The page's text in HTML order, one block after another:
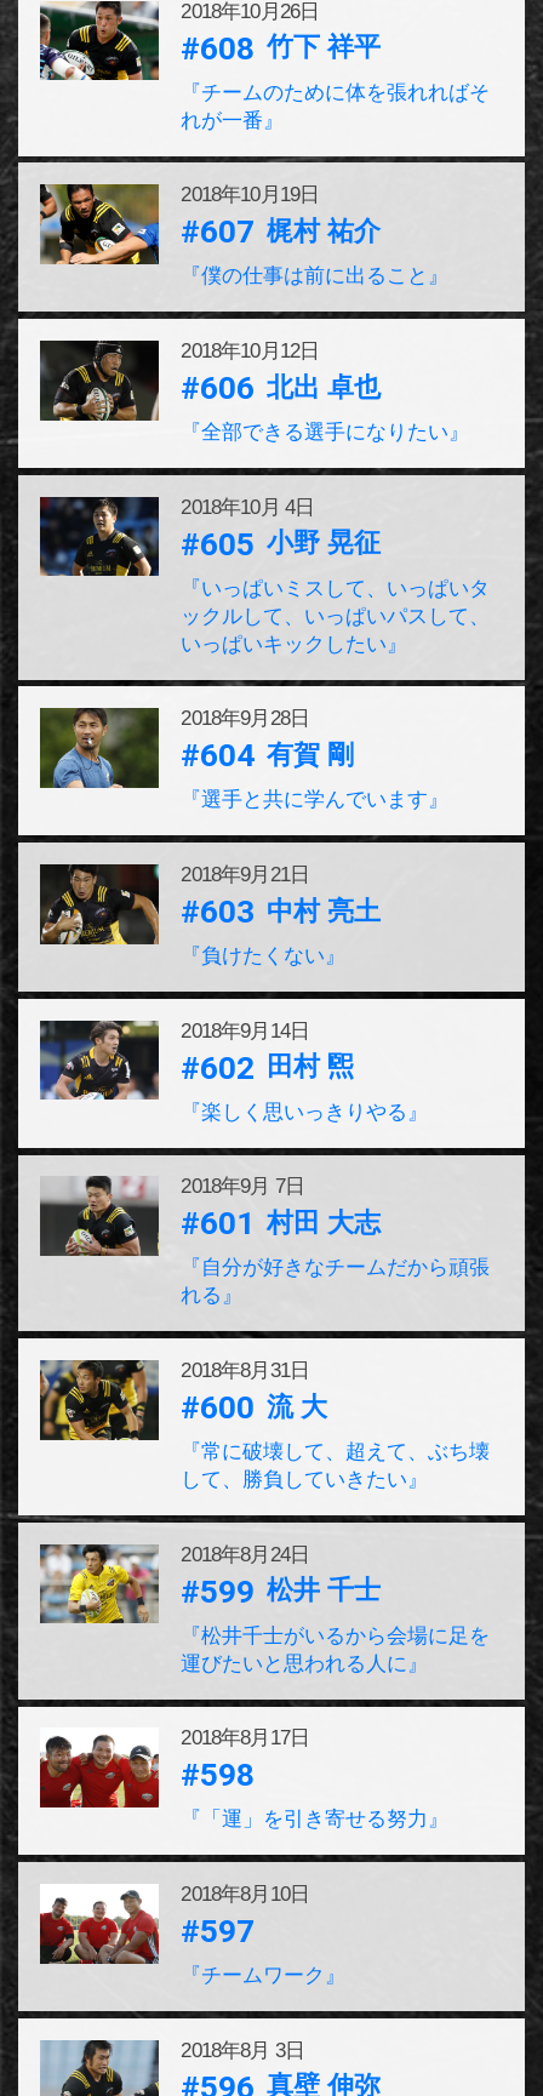
2018年10月26日
#608 竹下 祥平
『チームのために体を張れればそ
れが一番』
2018年10月19日
#607 梶村 祐介
『僕の仕事は前に出ること』
2018年10月12日
#606 北出 卓也
『全部できる選手になりたい』
2018年10月 4日
#605 小野 晃征
『いっぱいミスして、いっぱいタ
ックルして、いっぱいパスして、
いっぱいキックしたい』
2018年9月28日
#604 有賀 剛
『選手と共に学んでいます』
2018年9月21日
#603 中村 亮土
『負けたくない』
2018年9月14日
#602 田村 煕
『楽しく思いっきりやる』
2018年9月 7日
#601 村田 大志
『自分が好きなチームだから頑張
れる』
2018年8月31日
#600 流 大
『常に破壊して、超えて、ぶち壊
して、勝負していきたい』
2018年8月24日
#599 松井 千士
『松井千士がいるから会場に足を
運びたいと思われる人に』
2018年8月17日
#598
『「運」を引き寄せる努力』
2018年8月10日
#597
『チームワーク』
2018年8月 3日
#596 真壁 伸弥